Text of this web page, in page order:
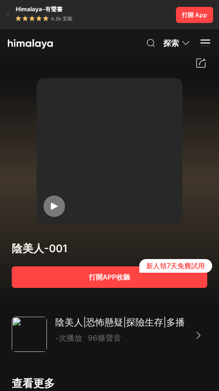
Himalaya-有聲書
4.8k 安裝
打開 App
探索
陰美人-001
打開APP收聽
新人領7天免費試用
陰美人|恐怖懸疑|探險生存|多播
-次播放 96條聲音
查看更多